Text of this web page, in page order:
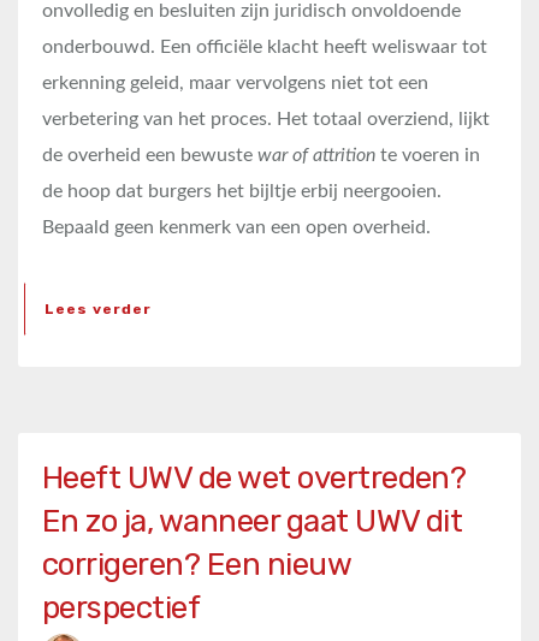
onvolledig en besluiten zijn juridisch onvoldoende
onderbouwd. Een officiële klacht heeft weliswaar tot
erkenning geleid, maar vervolgens niet tot een
verbetering van het proces. Het totaal overziend, lijkt
de overheid een bewuste war of attrition te voeren in
de hoop dat burgers het bijltje erbij neergooien.
Bepaald geen kenmerk van een open overheid.
Lees verder
Heeft UWV de wet overtreden?
En zo ja, wanneer gaat UWV dit
corrigeren? Een nieuw
perspectief